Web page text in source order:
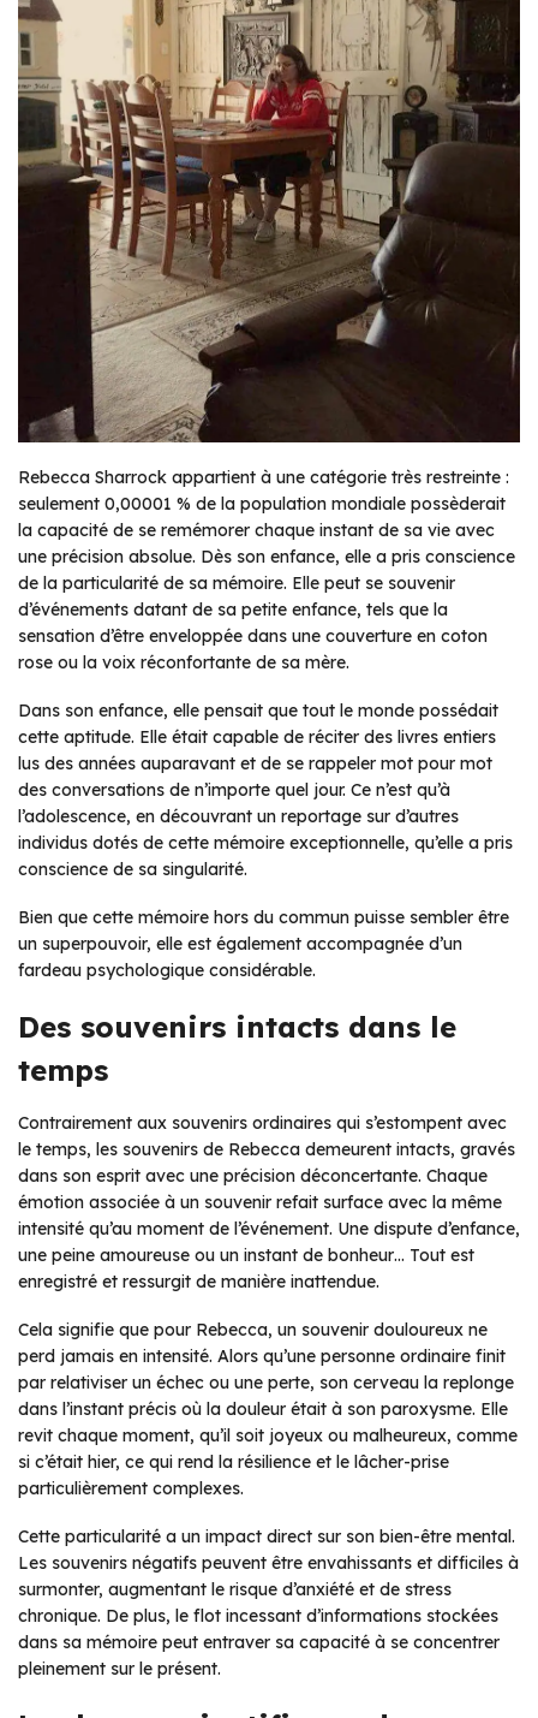
Rebecca Sharrock appartient à une catégorie très restreinte :
seulement 0,00001 % de la population mondiale possèderait
la capacité de se remémorer chaque instant de sa vie avec
une précision absolue. Dès son enfance, elle a pris conscience
de la particularité de sa mémoire. Elle peut se souvenir
d’événements datant de sa petite enfance, tels que la
sensation d’être enveloppée dans une couverture en coton
rose ou la voix réconfortante de sa mère.
Dans son enfance, elle pensait que tout le monde possédait
cette aptitude. Elle était capable de réciter des livres entiers
lus des années auparavant et de se rappeler mot pour mot
des conversations de n’importe quel jour. Ce n’est qu’à
l’adolescence, en découvrant un reportage sur d’autres
individus dotés de cette mémoire exceptionnelle, qu’elle a pris
conscience de sa singularité.
Bien que cette mémoire hors du commun puisse sembler être
un superpouvoir, elle est également accompagnée d’un
fardeau psychologique considérable.
Des souvenirs intacts dans le
temps
Contrairement aux souvenirs ordinaires qui s’estompent avec
le temps, les souvenirs de Rebecca demeurent intacts, gravés
dans son esprit avec une précision déconcertante. Chaque
émotion associée à un souvenir refait surface avec la même
intensité qu’au moment de l’événement. Une dispute d’enfance,
une peine amoureuse ou un instant de bonheur… Tout est
enregistré et ressurgit de manière inattendue.
Cela signifie que pour Rebecca, un souvenir douloureux ne
perd jamais en intensité. Alors qu’une personne ordinaire finit
par relativiser un échec ou une perte, son cerveau la replonge
dans l’instant précis où la douleur était à son paroxysme. Elle
revit chaque moment, qu’il soit joyeux ou malheureux, comme
si c’était hier, ce qui rend la résilience et le lâcher-prise
particulièrement complexes.
Cette particularité a un impact direct sur son bien-être mental.
Les souvenirs négatifs peuvent être envahissants et difficiles à
surmonter, augmentant le risque d’anxiété et de stress
chronique. De plus, le flot incessant d’informations stockées
dans sa mémoire peut entraver sa capacité à se concentrer
pleinement sur le présent.